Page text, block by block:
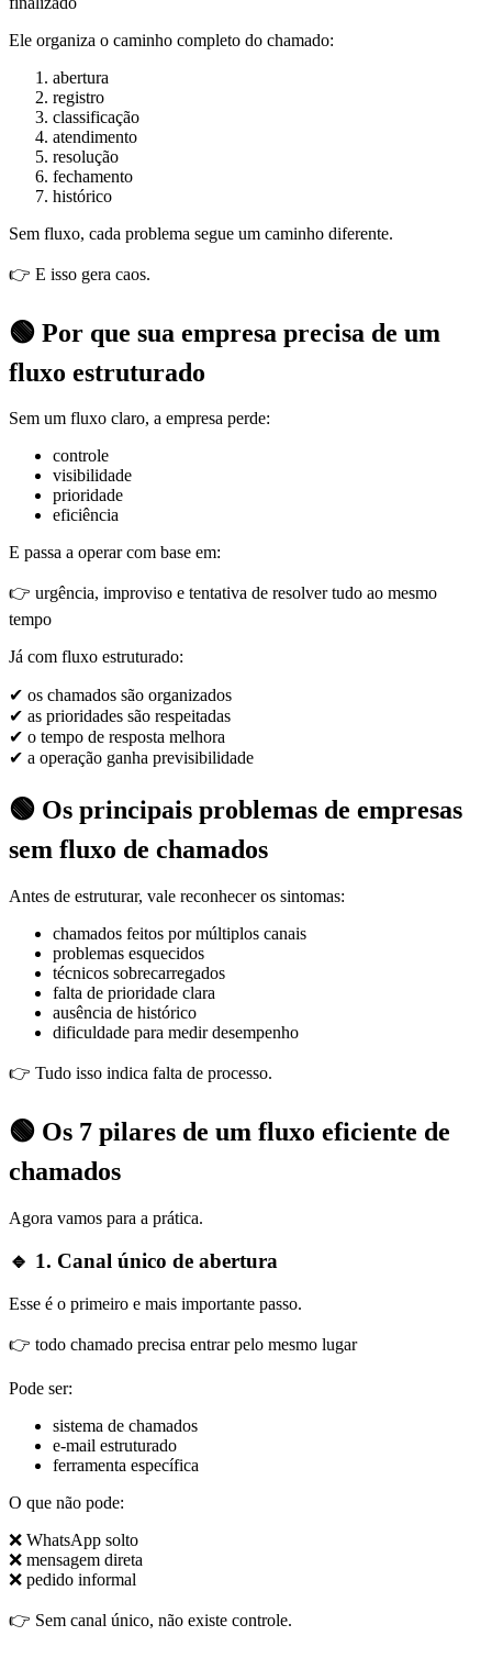
Ele organiza o caminho completo do chamado:
abertura
registro
classificação
atendimento
resolução
fechamento
histórico
Sem fluxo, cada problema segue um caminho diferente.
👉 E isso gera caos.
🟢 Por que sua empresa precisa de um
fluxo estruturado
Sem um fluxo claro, a empresa perde:
controle
visibilidade
prioridade
eficiência
E passa a operar com base em:
👉 urgência, improviso e tentativa de resolver tudo ao mesmo
tempo
Já com fluxo estruturado:
✔ os chamados são organizados
✔ as prioridades são respeitadas
✔ o tempo de resposta melhora
✔ a operação ganha previsibilidade
🟢 Os principais problemas de empresas
sem fluxo de chamados
Antes de estruturar, vale reconhecer os sintomas:
chamados feitos por múltiplos canais
problemas esquecidos
técnicos sobrecarregados
falta de prioridade clara
ausência de histórico
dificuldade para medir desempenho
👉 Tudo isso indica falta de processo.
🟢 Os 7 pilares de um fluxo eficiente de
chamados
Agora vamos para a prática.
🔹 1. Canal único de abertura
Esse é o primeiro e mais importante passo.
👉 todo chamado precisa entrar pelo mesmo lugar
Pode ser:
sistema de chamados
e-mail estruturado
ferramenta específica
O que não pode:
❌ WhatsApp solto
❌ mensagem direta
❌ pedido informal
👉 Sem canal único, não existe controle.